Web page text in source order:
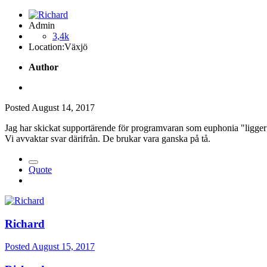
Admin
3,4k
Location:Växjö
Author
Posted August 14, 2017
Jag har skickat supportärende för programvaran som euphonia
Vi avvaktar svar därifrån. De brukar vara ganska på tå.
Quote
Richard
PostedAugust 15, 2017